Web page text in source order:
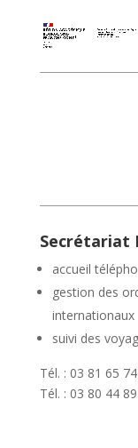
Secrétariat
accueil
gestion des
internationaux
suivi des
Tél. : 03 81 65
Tél. : 03 80 44